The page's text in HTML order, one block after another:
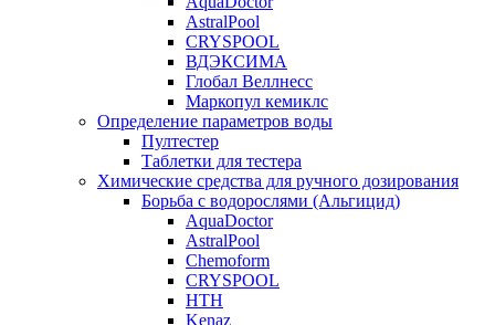
AstralPool
CRYSPOOL
ВДЭКСИМА
Глобал Веллнесс
Маркопул кемиклс
Определение параметров воды
Пултестер
Таблетки для тестера
Химические средства для ручного дозирования
Борьба с водорослями (Альгицид)
AquaDoctor
AstralPool
Chemoform
CRYSPOOL
HTH
Kenaz